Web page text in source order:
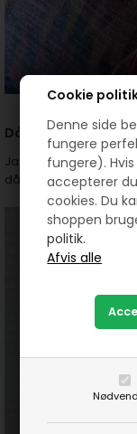
Cookie
Denne side
fungere
fungere).
accepterer
cookies. Du
shoppen
politik.
Dåser til små
Ja nu skal vi ikke til at
dåser kan bruges.